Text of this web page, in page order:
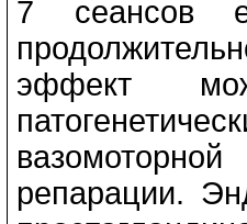
7 сеансов
эффект
репарации.